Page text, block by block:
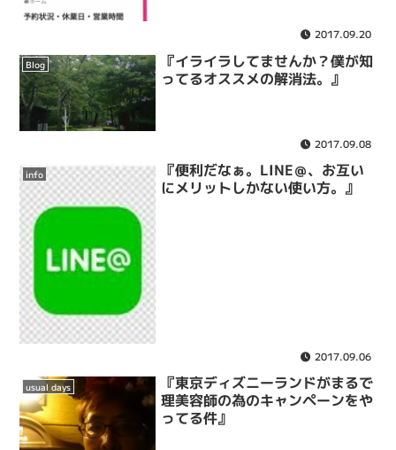
2017.09.20
Blog
『イライラしてませんか？僕が知
ってるオススメの解消法。』
2017.09.08
info
『便利だなぁ。LINE＠、お互い
にメリットしかない使い方。』
2017.09.06
usual days
『東京ディズニーランドがまるで
理美容師の為のキャンペーンをや
ってる件』